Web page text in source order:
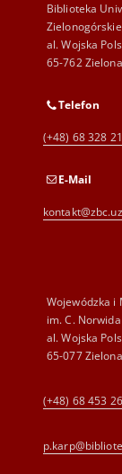
Biblioteka
al. Wojska
65-762
Telefon
(+48) 68 328
E-Mail
Wojewódzka i
im. C.
al. Wojska
65-077
(+48) 68 453